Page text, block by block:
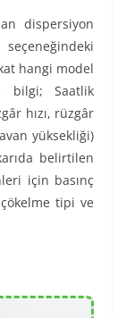
dispersiyon
hangi model
bilgi; Saatlik
hızı, rüzgâr
yüksekliği)
belirtilen
için basınç
tipi ve